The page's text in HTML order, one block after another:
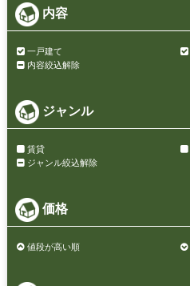
内容
一戸建て
内容絞込解除
ジャンル
賃貸
ジャンル絞込解除
価格
値段が高い順